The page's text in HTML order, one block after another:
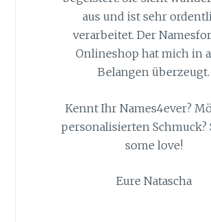
aus und ist sehr
verarbeitet. Der
Onlineshop hat mich in
Belangen überzeugt.
Kennt Ihr Names4ever?
personalisierten Schmuck?
some love!
Eure Natascha